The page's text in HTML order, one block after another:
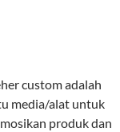
custom adalah
media/alat untuk
produk dan